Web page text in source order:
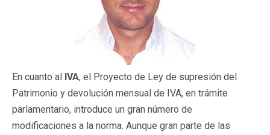
En cuanto al IVA, el Proyecto de Ley de supresión del
Patrimonio y devolución mensual de IVA, en trámite
parlamentario, introduce un gran número de
modificaciones a la norma. Aunque gran parte de las